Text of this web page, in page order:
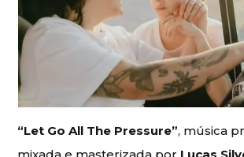
“Let Go All The Pressure”, música